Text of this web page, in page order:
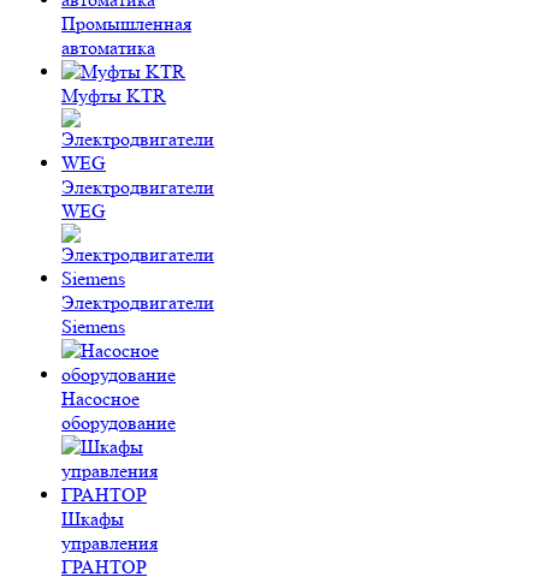
Промышленная
автоматика
Муфты KTR
Электродвигатели
WEG
Электродвигатели
Siemens
Насосное
оборудование
Шкафы
управления
ГРАНТОР